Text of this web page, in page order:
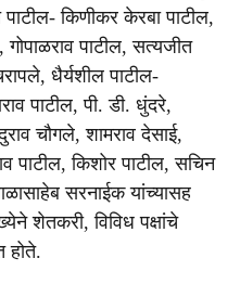
किणीकर केरबा पाटील,
पाटील, सत्यजीत
धैर्यशील पाटील-
पाटील, पी. डी. धुंदरे,
चौगले, शामराव देसाई,
पाटील, किशोर पाटील, सचिन
सरनाईक यांच्यासह
शेतकरी, विविध पक्षांचे
होते.